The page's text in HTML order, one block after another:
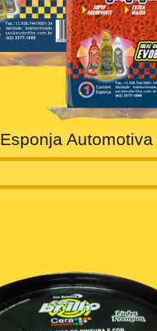
Esponja Automotiva